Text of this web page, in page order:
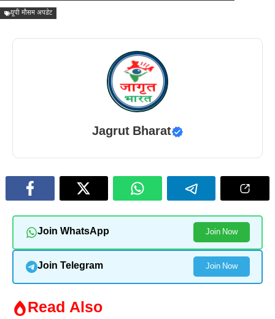
यूपी मौसम अपडेट
Jagrut Bharat
Join WhatsApp Join Now
Join Telegram Join Now
Read Also